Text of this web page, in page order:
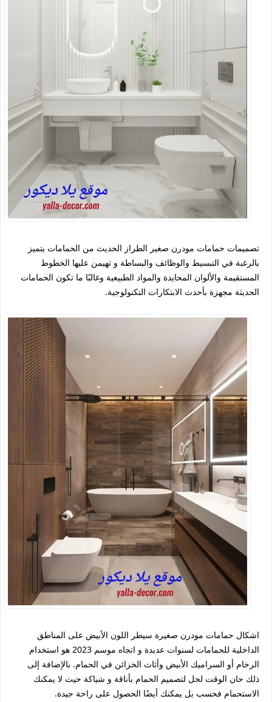
تصميمات حمامات مودرن صغير الطراز الحديث من الحمامات يتميز
بالرغبة في التبسيط والوظائف والبساطة و تهيمن عليها الخطوط
المستقيمة والألوان المحايدة والمواد الطبيعية وغالبًا ما تكون الحمامات
الحديثة مجهزة بأحدث الابتكارات التكنولوجية.
اشكال حمامات مودرن صغيرة سيطر اللون الأبيض على المناطق
الداخلية للحمامات لسنوات عديدة و اتجاه موسم 2023 هو استخدام
الرخام أو السراميك الأبيض وأثاث الخزائن في الحمام. بالإضافة إلى
ذلك حان الوقت لحل لتصميم الحمام بأناقة و شياكة حيث لا يمكنك
الاستحمام فحسب بل يمكنك أيضًا الحصول على راحة جيدة.